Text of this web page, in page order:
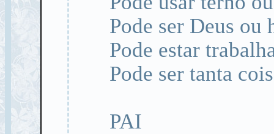
Pode ser Deus ou
Pode estar
Pode ser tanta
PAI